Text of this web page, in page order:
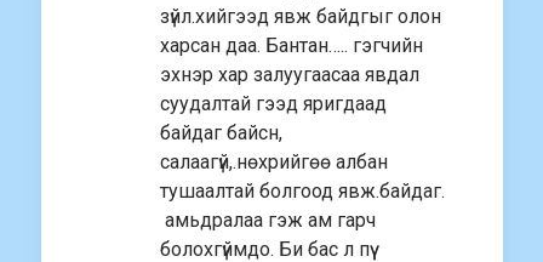
зүйл.хийгээд явж байдгыг олон
харсан даа. Бантан….. гэгчийн
эхнэр хар залуугаасаа явдал
суудалтай гээд яригдаад
байдаг байсн,
салаагүй,.нөхрийгөө албан
тушаалтай болгоод явж.байдаг.
амьдралаа гэж ам гарч
болохгүймдо. Би бас л пүү